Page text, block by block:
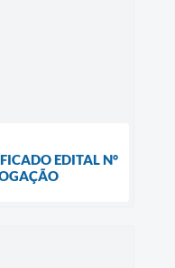
EDITAL N°